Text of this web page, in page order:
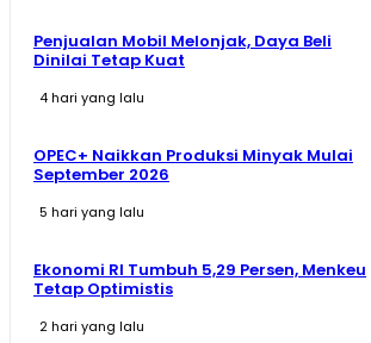
Penjualan Mobil Melonjak, Daya Beli
Dinilai Tetap Kuat
4 hari yang lalu
OPEC+ Naikkan Produksi Minyak Mulai
September 2026
5 hari yang lalu
Ekonomi RI Tumbuh 5,29 Persen, Menkeu
Tetap Optimistis
2 hari yang lalu